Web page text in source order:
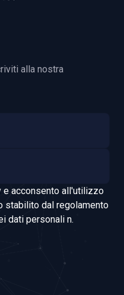
alla nostra
e acconsento all'utilizzo
stabilito dal regolamento
dati personali n.